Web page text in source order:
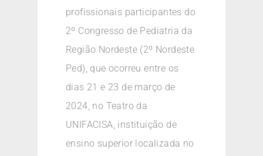
profissionais participantes do
2º Congresso de Pediatria da
Região Nordeste (2º Nordeste
Ped), que ocorreu entre os
dias 21 e 23 de março de
2024, no Teatro da
UNIFACISA, instituição de
ensino superior localizada no